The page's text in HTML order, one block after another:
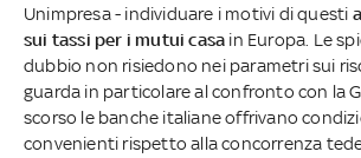
Unimpresa - individuare i motivi di questi
sui tassi per i mutui casa in Europa. Le
dubbio non risiedono nei parametri sui
guarda in particolare al confronto con la
scorso le banche italiane offrivano
convenienti rispetto alla concorrenza